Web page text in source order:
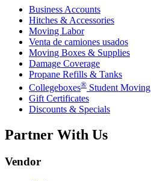
Business Accounts
Hitches & Accessories
Moving Labor
Venta de camiones usados
Moving Boxes & Supplies
Damage Coverage
Propane Refills & Tanks
Collegeboxes® Student Moving
Gift Certificates
Discounts & Specials
Partner With Us
Vendor